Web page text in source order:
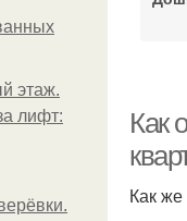
этаж.
лифт:
Как
Как